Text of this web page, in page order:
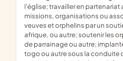
l'église; travailler en partenariat
missions, organisations ou
veuves et orphelins par un
afrique, ou autre; soutenir les
de parrainage ou autre;
togo ou autre sous la conduite